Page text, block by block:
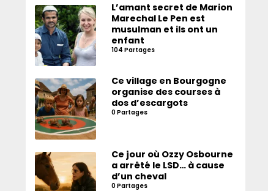
L’amant secret de Marion
Marechal Le Pen est
musulman et ils ont un
enfant
104 Partages
Ce village en Bourgogne
organise des courses à
dos d’escargots
0 Partages
Ce jour où Ozzy Osbourne
a arrêté le LSD… à cause
d’un cheval
0 Partages